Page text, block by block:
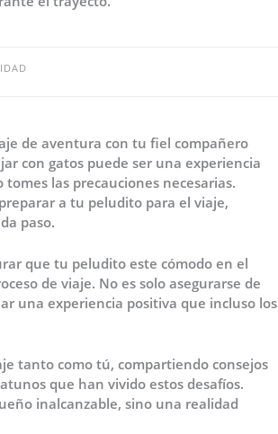
de aventura con tu fiel compañero
con gatos puede ser una experiencia
las precauciones necesarias.
a tu peludito para el viaje,
paso.
que tu peludito este cómodo en el
de viaje. No es solo asegurarse de
una experiencia positiva que incluso los
tanto como tú, compartiendo consejos
que han vivido estos desafíos.
inalcanzable, sino una realidad